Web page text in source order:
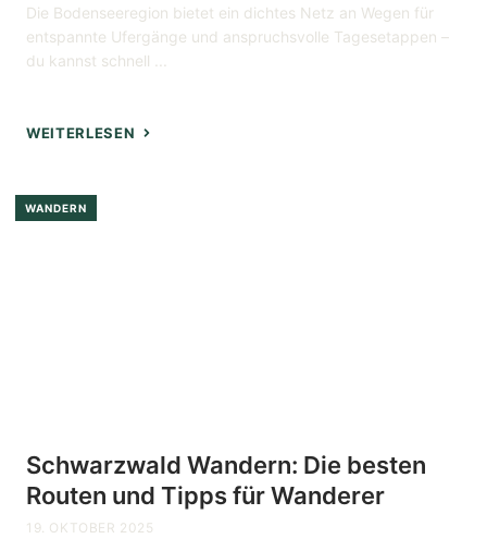
Die Bodenseeregion bietet ein dichtes Netz an Wegen für
entspannte Ufergänge und anspruchsvolle Tagesetappen –
du kannst schnell ...
WEITERLESEN
WANDERN
Schwarzwald Wandern: Die besten
Routen und Tipps für Wanderer
19. OKTOBER 2025